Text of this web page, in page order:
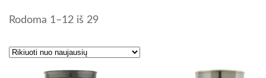
Rodoma 1–12 iš 29Rūšiuojama pagal naujausią